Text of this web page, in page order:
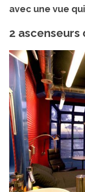
avec une vue
2 ascenseurs